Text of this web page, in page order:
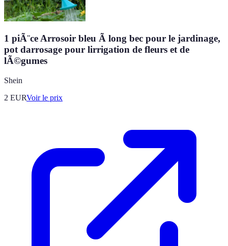
1 piÃ¨ce Arrosoir bleu Ã long bec pour le jardinage,
pot darrosage pour lirrigation de fleurs et de
lÃ©gumes
Shein
2 EURVoir le prix